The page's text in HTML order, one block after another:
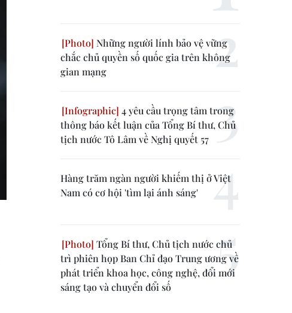
Những người lính bảo vệ vững
chắc chủ quyền số quốc gia trên không
gian mạng
4 yêu cầu trọng tâm trong
thông báo kết luận của Tổng Bí thư, Chủ
tịch nước Tô Lâm về Nghị quyết 57
Hàng trăm ngàn người khiếm thị ở Việt
Nam có cơ hội 'tìm lại ánh sáng'
Tổng Bí thư, Chủ tịch nước chủ
trì phiên họp Ban Chỉ đạo Trung ương về
phát triển khoa học, công nghệ, đổi mới
sáng tạo và chuyển đổi số